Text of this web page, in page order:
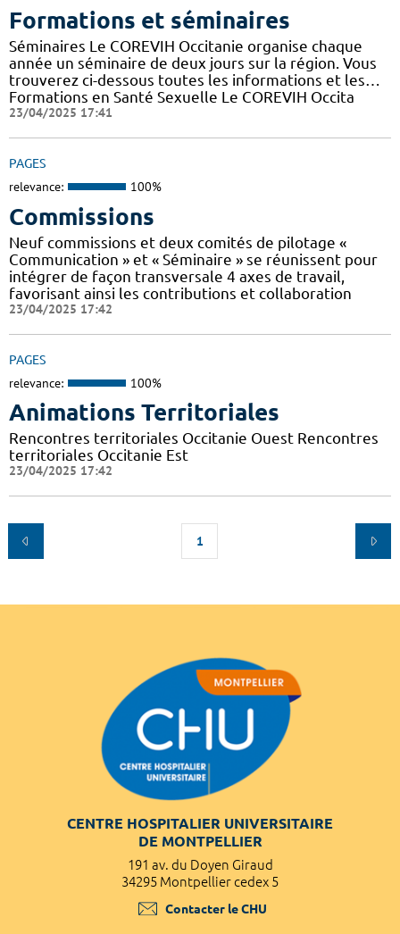
Formations et séminaires
Séminaires Le COREVIH Occitanie organise chaque
année un séminaire de deux jours sur la région. Vous
trouverez ci-dessous toutes les informations et les…
Formations en Santé Sexuelle Le COREVIH Occita
23/04/2025 17:41
PAGES
relevance: 100%
Commissions
Neuf commissions et deux comités de pilotage «
Communication » et « Séminaire » se réunissent pour
intégrer de façon transversale 4 axes de travail,
favorisant ainsi les contributions et collaboration
23/04/2025 17:42
PAGES
relevance: 100%
Animations Territoriales
Rencontres territoriales Occitanie Ouest Rencontres
territoriales Occitanie Est
23/04/2025 17:42
1
CENTRE HOSPITALIER UNIVERSITAIRE
DE MONTPELLIER
191 av. du Doyen Giraud
34295 Montpellier cedex 5
Contacter le CHU